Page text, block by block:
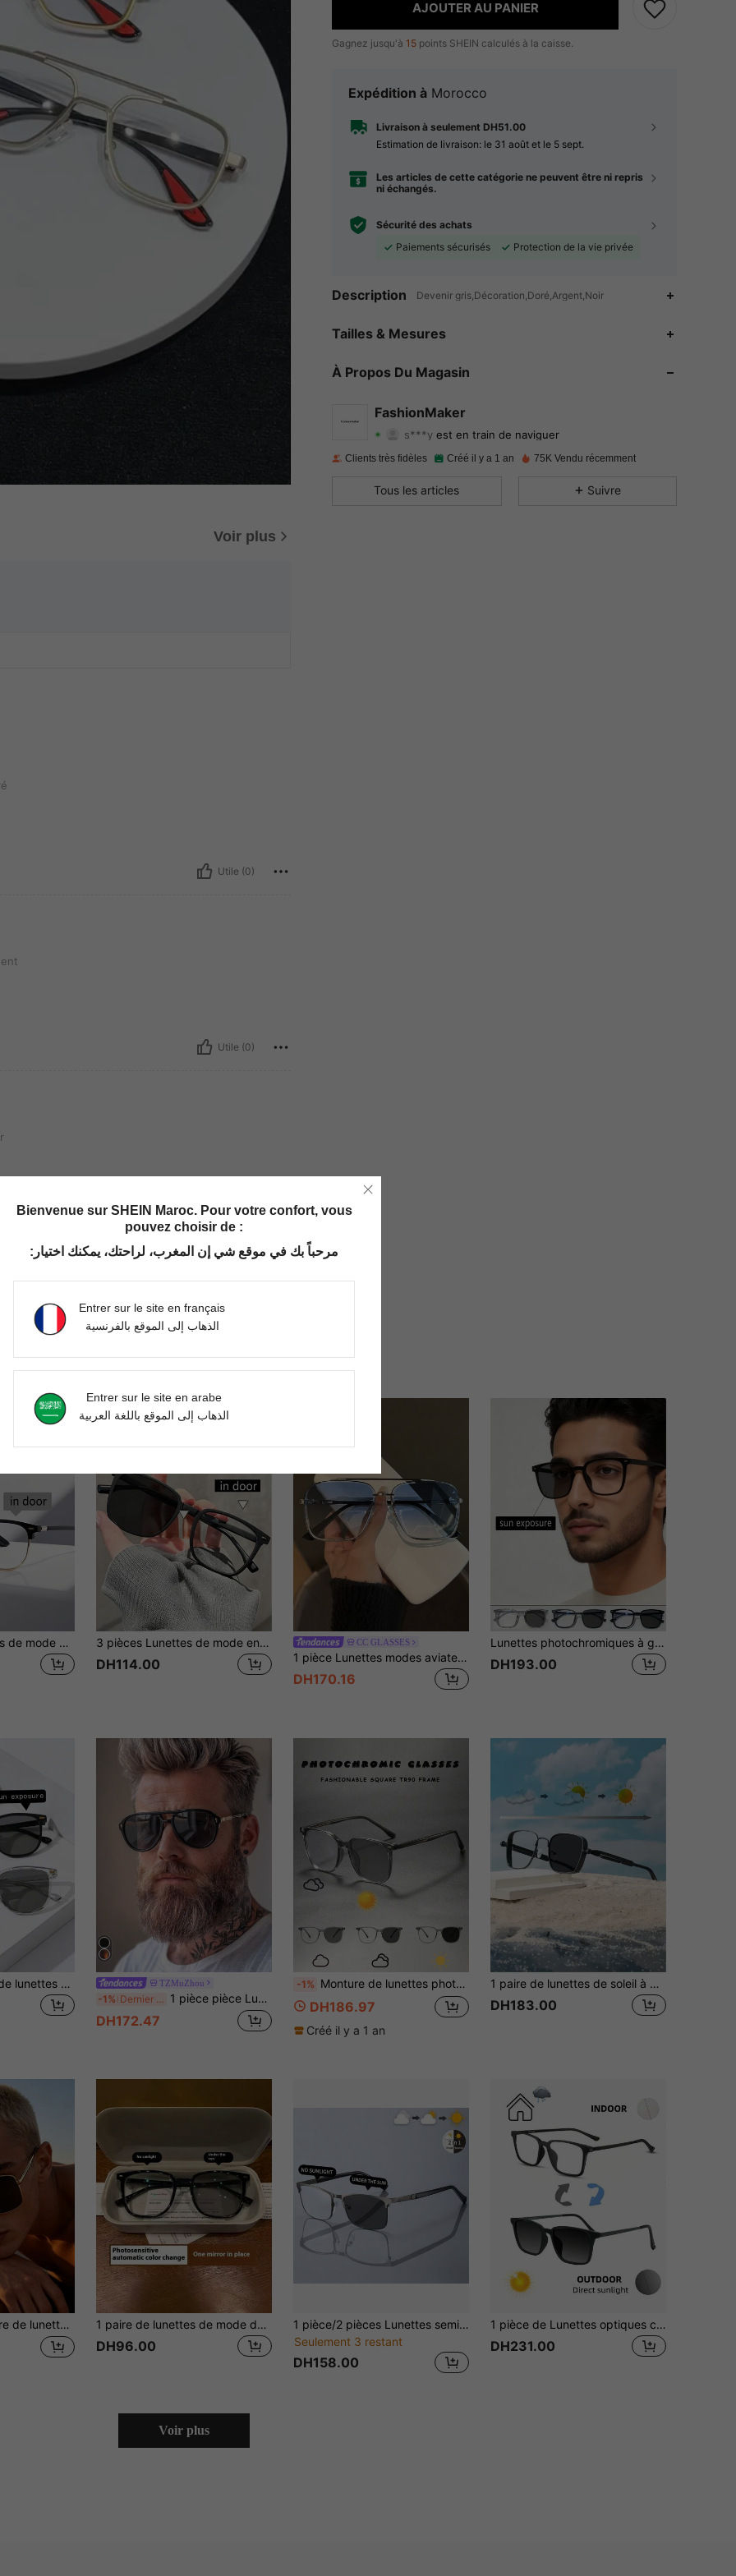
Voir plus
Utile (0)
Utile (0)
Utile (0)
AJOUTER AU PANIER
Gagnez jusqu'à 15 points SHEIN calculés à la caisse.
Expédition à Morocco
Livraison à seulement DH51.00
Estimation de livraison: le 31 août et le 5 sept.
Les articles de cette catégorie ne peuvent être ni repris
ni échangés.
Sécurité des achats
Paiements sécurisés
Protection de la vie privée
Description Devenir gris,Décoration,Doré,Argent,Noir
Tailles & Mesures
À Propos Du Magasin
FashionMaker
s***yest en train de naviguer
4.92 Evaluation 99Articles 4.9KSuiveurs
Clients très fidèles Créé il y a 1 an 75K Vendu récemment
Tous les articles Suivre
2 paires de lunettes de mode unisexes, montures de style business, verres photochromiques, convenant pour une utilisation intérieure et extérieure, idéales pour la conduite, la pêche, la randonnée, le cyclisme, la course, le golf et le port quotidien (verres photochromiques disponibles en bleu, marron et gris) 3 pièces Lunettes de mode en plastique rétro unisexes, photochromiques, convenant pour une utilisation intérieure et extérieure, idéales pour la conduite, la pêche, la randonnée, le cyclisme, la course, le golf et autres activités quotidiennes, convenant également pour l'été, les vacances à la plage, les sports de plein air, les fêtes, la conduite autonome, la pêche, le cyclisme, les achats et la photographie
DH114.00
CC GLASSES
1 pièce Lunettes modes aviateur vintage sans monture avec design de double pont pour hommes, convient pour les tenues, les voyages et l'utilisation quotidienne
DH170.16
Lunettes photochromiques à grande monture unisexes, lunettes de mode pour le soin des yeux, bureau, utilisation d'ordinateur, conduite, pêche, randonnée, cyclisme, course, golf et autres activités quotidiennes
DH193.00
1 paire/2-3 paires de lunettes de couleur changeante classiques et décontractées pour hommes, convenant à la vie quotidienne, aux voyages extérieurs, aux vacances, à la rentrée scolaire et à d'autres occasions TZMuZhou
-1% Dernier jour 1 pièce pièce Lunettes de mode aviateur à double pont multicolores pour hommes, combinaison de plastique doré élégante, rétro personnalisée, Lunettes modes décoratives de mode hip-hop de rue avec clous, convient pour les vacances, la photographie de rue, les trajets, les rendez-vous, la plage, le bord de mer, la conduite, etc.
DH172.47
-1% Monture de lunettes photochromiques carrée pour homme, grande taille, multifonctionnelle et personnalisable, idéale pour les vacances, les voyages, les activités de plein air, les trajets quotidiens et comme lunettes de mode.
DH186.97
Créé il y a 1 an
1 paire de lunettes de soleil à monture métallique photochromique élégantes pour hommes pour l'extérieur. Accessoires de lunettes de soleil pour la plage, les vacances, l'extérieur et les voyages
DH183.00
lunettes de soleil multifonctionnelles à la mode, convenant pour les fêtes, les sorties et les voyages 1 paire de lunettes de mode décontracté à grand cadre, unisexe. Convient pour l'extérieur, le travail, les déplacements et le port sans maquillage en été
DH96.00
1 pièce/2 pièces Lunettes semi-sans monture photochromiques pour hommes, convenant pour la conduite, les voyages, le travail quotidien, la lecture
Seulement 3 restant
DH158.00
1 pièce de Lunettes optiques carrées en titane et caoutchouc vintage pour hommes, photochromiques, changent en couleur grise sous la lumière du soleil, Protection, Convient pour un usage extérieur
DH231.00
Voir plus
Bienvenue sur SHEIN Maroc. Pour votre confort, vous
pouvez choisir de :
مرحباً بك في موقع شي إن المغرب، لراحتك، يمكنك اختيار:
Entrer sur le site en français
الذهاب إلى الموقع بالفرنسية
Entrer sur le site en arabe
الذهاب إلى الموقع باللغة العربية